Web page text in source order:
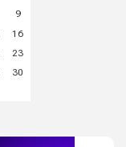
9
16
23
30